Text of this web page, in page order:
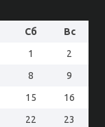
Сб
Вс
1
2
8
9
15
16
22
23